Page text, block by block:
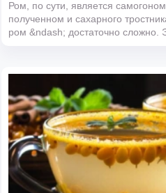
Ром, по сути, является
полученном и сахарного
ром &ndash; достаточно сложно.